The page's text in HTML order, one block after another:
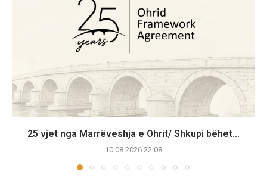
25 vjet nga Marrëveshja e Ohrit/ Shkupi bëhet...
10.08.2026 22:08